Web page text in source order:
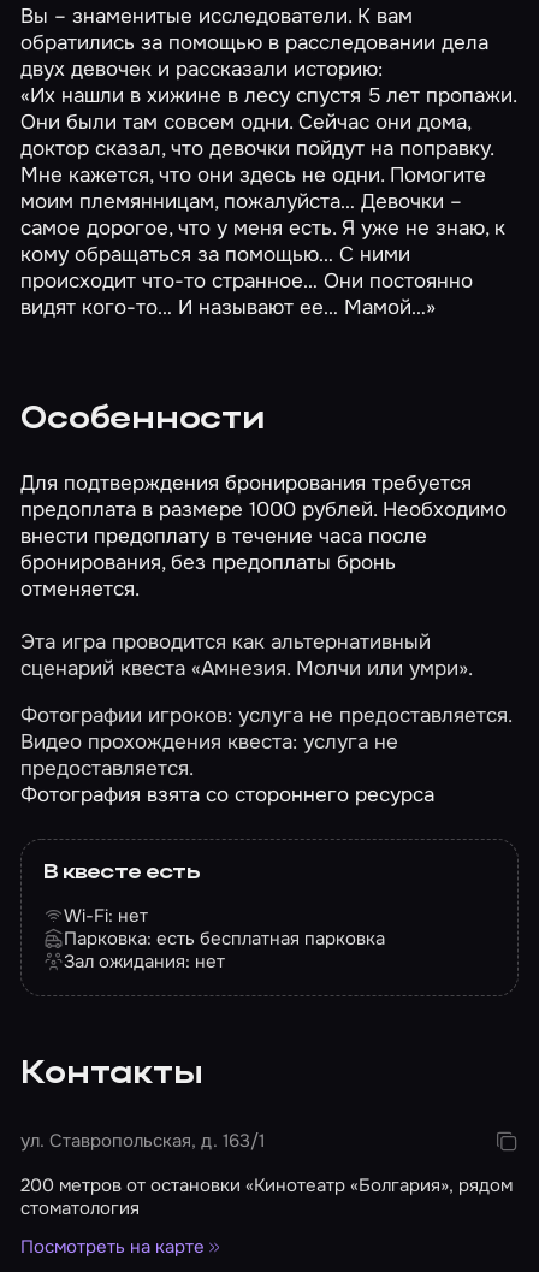
Вы – знаменитые исследователи. К вам
обратились за помощью в расследовании дела
двух девочек и рассказали историю:
«Их нашли в хижине в лесу спустя 5 лет пропажи.
Они были там совсем одни. Сейчас они дома,
доктор сказал, что девочки пойдут на поправку.
Мне кажется, что они здесь не одни. Помогите
моим племянницам, пожалуйста… Девочки –
самое дорогое, что у меня есть. Я уже не знаю, к
кому обращаться за помощью… С ними
происходит что-то странное… Они постоянно
видят кого-то… И называют ее… Мамой…»
Особенности
Для подтверждения бронирования требуется
предоплата в размере 1000 рублей. Необходимо
внести предоплату в течение часа после
бронирования, без предоплаты бронь
отменяется.
Эта игра проводится как альтернативный
сценарий квеста«Амнезия. Молчи или умри».
Фотографии игроков: услуга не предоставляется.
Видео прохождения квеста: услуга не
предоставляется.
Фотография взята со стороннего ресурса
В квесте есть
Wi-Fi: нет
Парковка: есть бесплатная парковка
Зал ожидания: нет
Контакты
ул. Ставропольская, д. 163/1
200 метров от остановки «Кинотеатр «Болгария», рядом
стоматология
Посмотреть на карте